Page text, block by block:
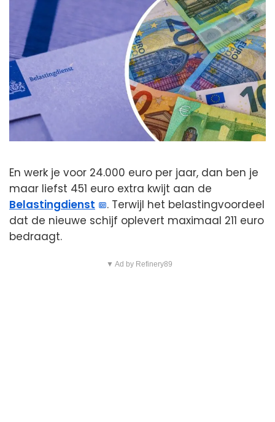
En werk je voor 24.000 euro per jaar, dan ben je
maar liefst 451 euro extra kwijt aan de
Belastingdienst
. Terwijl het belastingvoordeel
dat de nieuwe schijf oplevert maximaal 211 euro
bedraagt.
▼ Ad by Refinery89